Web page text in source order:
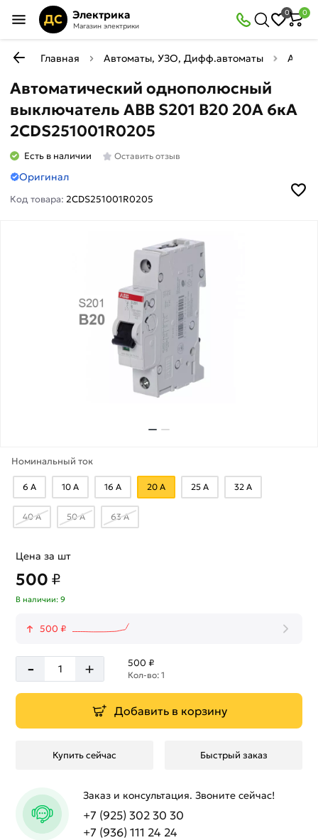
ДС Электрика
Магазин электрики
0 0
Главная Автоматы, УЗО, Дифф.автоматы
Автоматический однополюсный
выключатель ABB S201 В20 20A 6кА
2CDS251001R0205
Есть в наличии Оставить отзыв
Оригинал
Код товара:2CDS251001R0205
Номинальный ток
6 А 10 А 16 А 20 А 25 А 32 А
40 А 50 А 63 А
Цена за шт
500 ₽
В наличии: 9
500 ₽
- + 500 ₽
Кол-во: 1
Добавить в корзину
Купить сейчас Быстрый заказ
Заказ и консультация. Звоните сейчас!
+7 (925) 302 30 30
+7 (936) 111 24 24